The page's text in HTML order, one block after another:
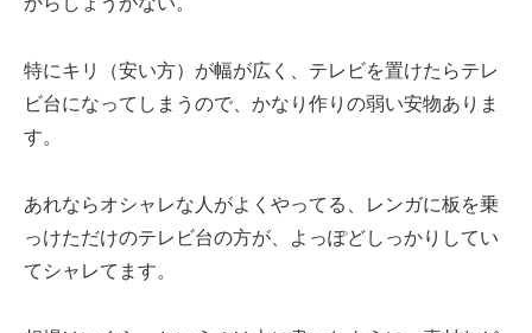
特にキリ（安い方）が幅が広く、テレビを置けたらテレ
ビ台になってしまうので、かなり作りの弱い安物ありま
す。
あれならオシャレな人がよくやってる、レンガに板を乗
っけただけのテレビ台の方が、よっぽどしっかりしてい
てシャレてます。